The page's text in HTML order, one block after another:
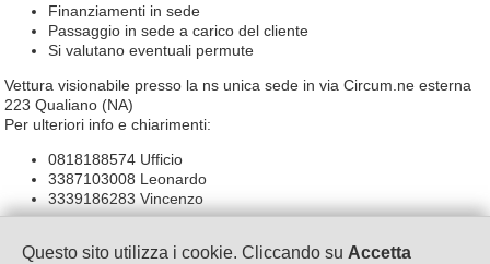
Questo sito utilizza i cookie. Cliccando su Accetta
Finanziamenti in sede
Passaggio in sede a carico del cliente
Si valutano eventuali permute
Vettura visionabile presso la ns unica sede in via Circum.ne esterna
223 Qualiano (NA)
Per ulteriori info e chiarimenti:
0818188574 Ufficio
3387103008 Leonardo
3339186283 Vincenzo
declina ogni responsabilita' per eventuali e / o involontarie